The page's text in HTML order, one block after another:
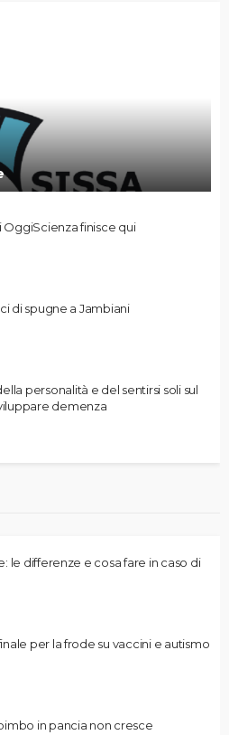
OggiScienza finisce qui
di spugne a Jambiani
personalità e del sentirsi soli sul
demenza
le differenze e cosa fare in caso di
per la frode su vaccini e autismo
in pancia non cresce